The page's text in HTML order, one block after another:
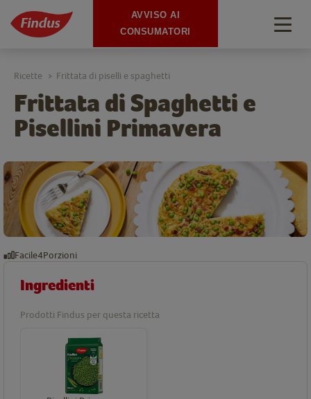
Frittata di Spaghetti e
Pisellini Primavera
Ricette > Frittata di piselli e spaghetti
Facile4Porzioni
Ingredienti
Prodotti Findus per questa ricetta
AVVISO AI
CONSUMATORI